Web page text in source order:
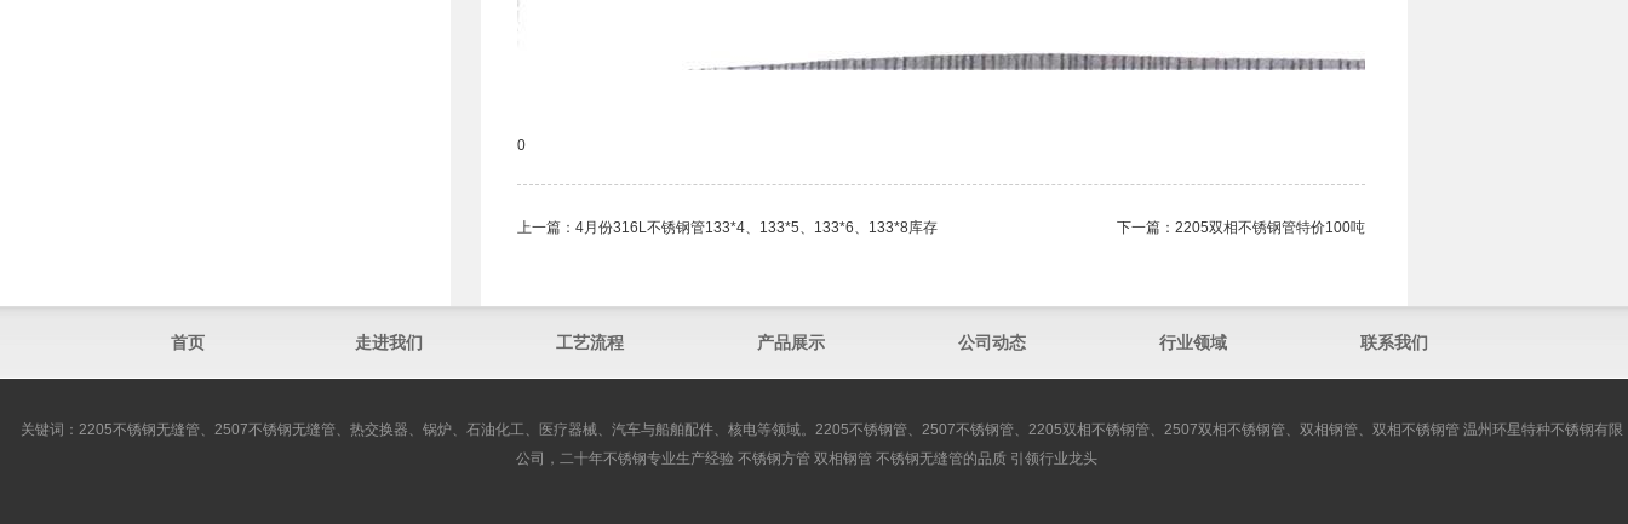
0
上一篇： 4月份316L不锈钢管​133*4、133*5、133*6、133*8库存 下一篇： 2205双相不锈钢管​特价100吨
首页 走进我们 工艺流程 产品展示 公司动态 行业领域 联系我们
关键词：2205不锈钢无缝管、2507不锈钢无缝管、热交换器、锅炉、石油化工、医疗器械、汽车与船舶配件、核电等领域。2205不锈钢管、2507不锈钢管、2205双相不锈钢管、2507双相不锈钢管、双相钢管、双相不锈钢管 温州环星特种不锈钢有限
公司，二十年不锈钢专业生产经验 不锈钢方管 双相钢管 不锈钢无缝管的品质 引领行业龙头